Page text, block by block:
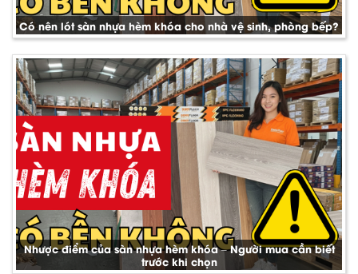
Có nên lót sàn nhựa hèm khóa cho nhà vệ sinh, phòng bếp?
Nhược điểm của sàn nhựa hèm khóa – Người mua cần biết
trước khi chọn